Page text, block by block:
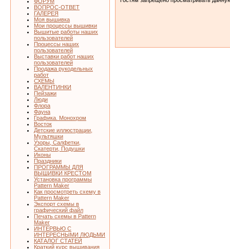
ВОПРОС-ОТВЕТ
ГАЛЕРЕЯ
Моя вышивка
Мои процессы вышивки
Вышитые работы наших
пользователей
Процессы наших
пользователей
Выставки работ наших
пользователей
Продажа рукодельных
работ
СХЕМЫ
ВАЛЕНТИНКИ
Пейзажи
Люди
Флора
Фауна
Графика. Монохром
Восток
Детские иллюстрации,
Мультяшки
Узоры, Салфетки,
Скатерти, Подушки
Иконы
Праздники
ПРОГРАММЫ ДЛЯ
ВЫШИВКИ КРЕСТОМ
Установка программы
Pattern Maker
Как просмотреть схему в
Pattern Maker
Экспорт схемы в
графический файл
Печать схемы в Pattern
Maker
ИНТЕРВЬЮ С
ИНТЕРЕСНЫМИ ЛЮДЬМИ
КАТАЛОГ СТАТЕЙ
Краткий курс вышивания